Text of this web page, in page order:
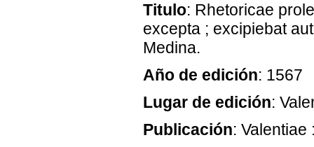
Titulo: Rhetoricae
excepta ; excipiebat
Medina.
Año de edición: 1567
Lugar de edición:
Publicación: